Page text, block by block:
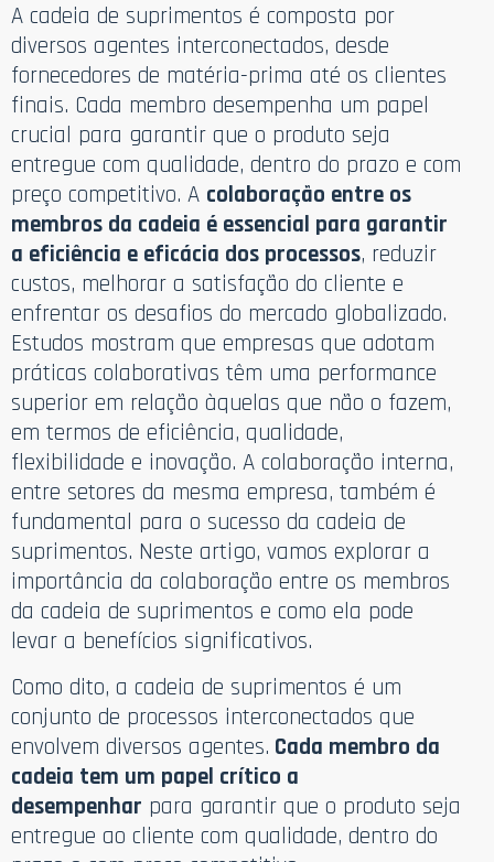
A cadeia de suprimentos é composta por
diversos agentes interconectados, desde
fornecedores de matéria-prima até os clientes
finais. Cada membro desempenha um papel
crucial para garantir que o produto seja
entregue com qualidade, dentro do prazo e com
preço competitivo. A colaboração entre os
membros da cadeia é essencial para garantir
a eficiência e eficácia dos processos, reduzir
custos, melhorar a satisfação do cliente e
enfrentar os desafios do mercado globalizado.
Estudos mostram que empresas que adotam
práticas colaborativas têm uma performance
superior em relação àquelas que não o fazem,
em termos de eficiência, qualidade,
flexibilidade e inovação. A colaboração interna,
entre setores da mesma empresa, também é
fundamental para o sucesso da cadeia de
suprimentos. Neste artigo, vamos explorar a
importância da colaboração entre os membros
da cadeia de suprimentos e como ela pode
levar a benefícios significativos.
Como dito, a cadeia de suprimentos é um
conjunto de processos interconectados que
envolvem diversos agentes. Cada membro da
cadeia tem um papel crítico a
desempenhar para garantir que o produto seja
entregue ao cliente com qualidade, dentro do